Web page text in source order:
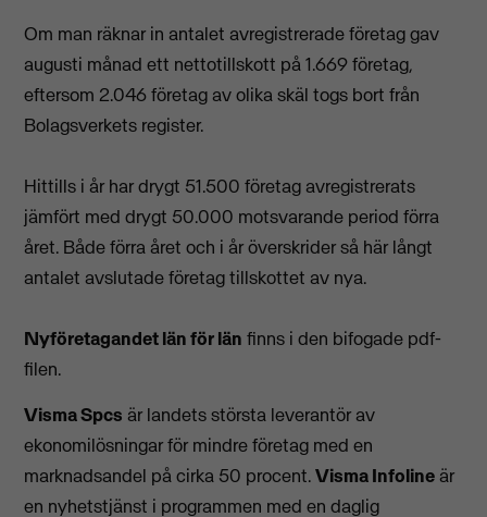
Om man räknar in antalet avregistrerade företag gav
augusti månad ett nettotillskott på 1.669 företag,
eftersom 2.046 företag av olika skäl togs bort från
Bolagsverkets register.
Hittills i år har drygt 51.500 företag avregistrerats
jämfört med drygt 50.000 motsvarande period förra
året. Både förra året och i år överskrider så här långt
antalet avslutade företag tillskottet av nya.
Nyföretagandet län för län finns i den bifogade pdf-
filen.
Visma Spcs är landets största leverantör av
ekonomilösningar för mindre företag med en
marknadsandel på cirka 50 procent.Visma Infolineär
en nyhetstjänst i programmen med en daglig